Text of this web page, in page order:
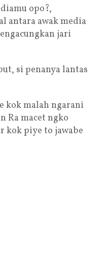
opo?,
antara awak media
jari
si penanya lantas
kok malah ngarani
Ra macet ngko
kok piye to jawabe